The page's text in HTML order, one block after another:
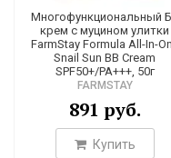
Многофункциональный
крем с муцином улитки
FarmStay Formula All-In-
Snail Sun BB Cream
SPF50+/PA+++, 50г
FARMSTAY
891 руб.
Купить